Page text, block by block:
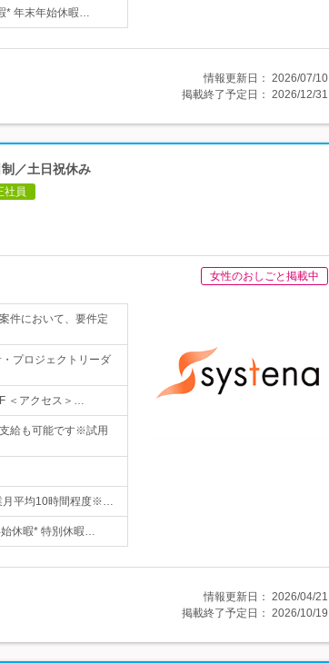
* 年末年始休暇…
情報更新日： 2026/07/10
掲載終了予定日： 2026/12/31
／土日祝休み
社員
女性のおしごと掲載中
件において、要件定
プロジェクトリーダ
＜アクセス＞…
給も可能です※試用
月平均10時間程度※…
休暇* 特別休暇…
情報更新日： 2026/04/21
掲載終了予定日： 2026/10/19